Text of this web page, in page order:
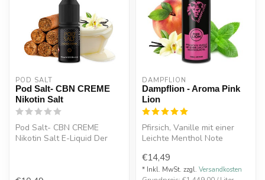
POD SALT
Pod Salt- CBN CREME
Nikotin Salt
Pod Salt- CBN CREME
Nikotin Salt E-Liquid Der
DAMPFLION
Dampflion - Aroma Pink
Lion
Pfirsich, Vanille mit einer
Leichte Menthol Note
Made in Germany
€14,49
* Inkl. MwSt. zzgl. Versandkosten